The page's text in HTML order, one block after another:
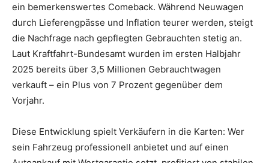
ein bemerkenswertes Comeback. Während Neuwagen
durch Lieferengpässe und Inflation teurer werden, steigt
die Nachfrage nach gepflegten Gebrauchten stetig an.
Laut Kraftfahrt-Bundesamt wurden im ersten Halbjahr
2025 bereits über 3,5 Millionen Gebrauchtwagen
verkauft – ein Plus von 7 Prozent gegenüber dem
Vorjahr.
Diese Entwicklung spielt Verkäufern in die Karten: Wer
sein Fahrzeug professionell anbietet und auf einen